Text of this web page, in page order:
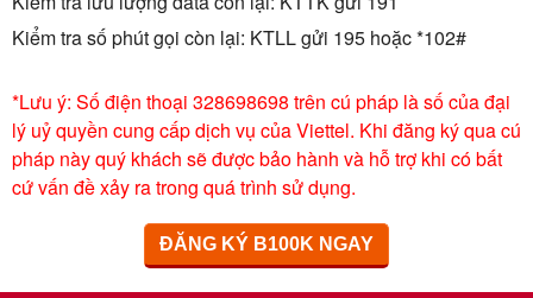
Kiểm tra số phút gọi còn lại: KTLL gửi 195 hoặc *102#
*Lưu ý: Số điện thoại 328698698 trên cú pháp là số của đại
lý uỷ quyền cung cấp dịch vụ của Viettel. Khi đăng ký qua cú
pháp này quý khách sẽ được bảo hành và hỗ trợ khi có bất
cứ vấn đề xảy ra trong quá trình sử dụng.
ĐĂNG KÝ B100K NGAY